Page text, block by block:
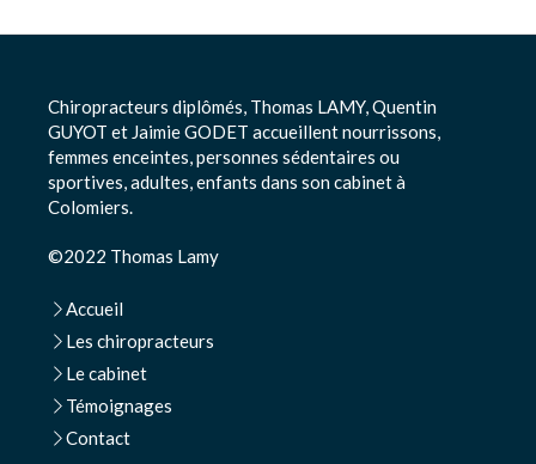
Chiropracteurs diplômés, Thomas LAMY, Quentin
GUYOT et Jaimie GODET accueillent nourrissons,
femmes enceintes, personnes sédentaires ou
sportives, adultes, enfants dans son cabinet à
Colomiers.
©2022 Thomas Lamy
Accueil
Les chiropracteurs
Le cabinet
Témoignages
Contact